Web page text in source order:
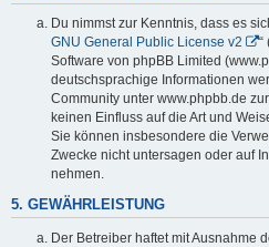
Du nimmst zur Kenntnis, dass es
GNU General Public License v2
“
Software von phpBB Limited
deutschsprachige Informationen
Community unter www.phpbb.de
keinen Einfluss auf die Art und
Sie können insbesondere die
Zwecke nicht untersagen oder auf
nehmen.
5. GEWÄHRLEISTUNG
Der Betreiber haftet mit Ausnahme